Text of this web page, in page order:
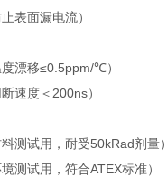
表面漏电流）
漂移≤0.5ppm/℃）
速度＜200ns）
测试用，耐受50kRad剂量）
测试用，符合ATEX标准）